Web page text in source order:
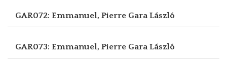
GAR072: Emmanuel, Pierre Gara László
GAR073: Emmanuel, Pierre Gara László